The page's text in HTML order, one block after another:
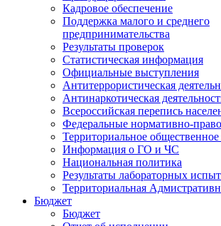
Кадровое обеспечение
Поддержка малого и среднего
предпринимательства
Результаты проверок
Статистическая информация
Официальные выступления
Антитеррористическая
Антинаркотическая
Всероссийская перепись
Федеральные нормативно-
Территориальное
Информация о ГО и ЧС
Национальная политика
Результаты лабораторных
Территориальная
Бюджет
Бюджет